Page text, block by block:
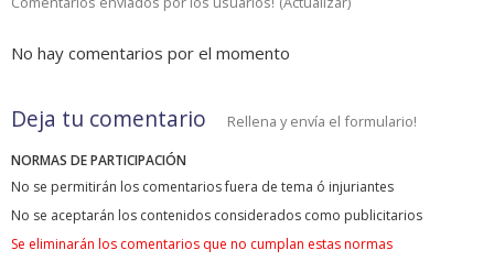
No hay comentarios por el momento
Deja tu comentario Rellena y envía el formulario!
NORMAS DE PARTICIPACIÓN
No se permitirán los comentarios fuera de tema ó injuriantes
No se aceptarán los contenidos considerados como publicitarios
Se eliminarán los comentarios que no cumplan estas normas